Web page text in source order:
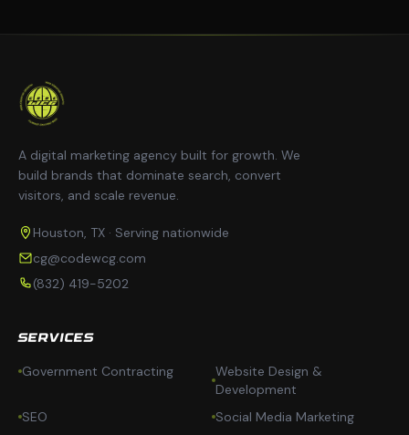
A digital marketing agency built for growth. We
build brands that dominate search, convert
visitors, and scale revenue.
Houston, TX · Serving nationwide
cg@codewcg.com
(832) 419-5202
SERVICES
Government Contracting
Website Design &
Development
SEO
Social Media Marketing